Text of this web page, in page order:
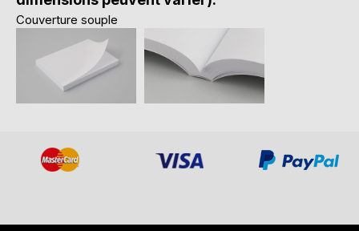
Couverture souple